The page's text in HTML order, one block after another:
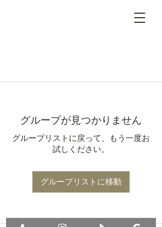
グループが見つかりません
グループリストに戻って、もう一度お
試しください。
グループリストに移動